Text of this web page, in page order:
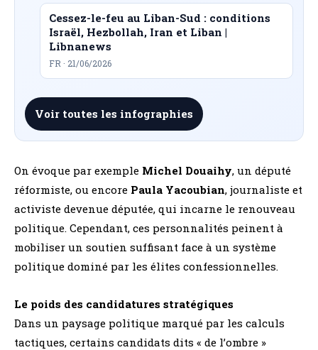
Cessez-le-feu au Liban-Sud : conditions
Israël, Hezbollah, Iran et Liban |
Libnanews
FR · 21/06/2026
Voir toutes les infographies
On évoque par exemple Michel Douaihy, un député
réformiste, ou encore Paula Yacoubian, journaliste et
activiste devenue députée, qui incarne le renouveau
politique. Cependant, ces personnalités peinent à
mobiliser un soutien suffisant face à un système
politique dominé par les élites confessionnelles.
Le poids des candidatures stratégiques
Dans un paysage politique marqué par les calculs
tactiques, certains candidats dits « de l’ombre »